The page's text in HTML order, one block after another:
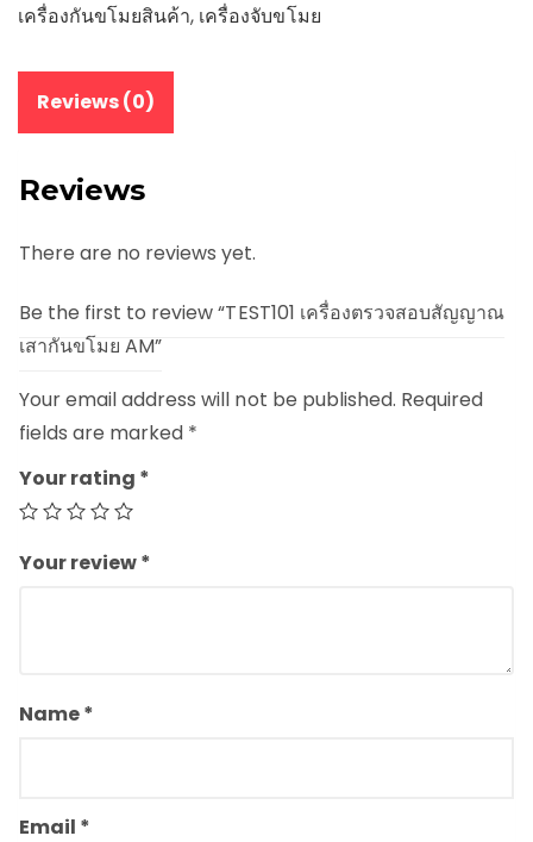
เครื่องกันขโมยสินค้า, เครื่องจับขโมย
Reviews (0)
Reviews
There are no reviews yet.
Be the first to review “TEST101 เครื่องตรวจสอบสัญญาณ
เสากันขโมย AM”
Your email address will not be published. Required
fields are marked *
Your rating *
Your review*
Name*
Email *